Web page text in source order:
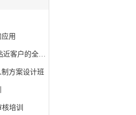
用
营销LTC·企业家训战班：贴近客户的全流程营销成功之道
方案设计班
培训